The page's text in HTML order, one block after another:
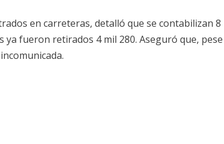
en carreteras, detalló que se contabilizan
ya fueron retirados 4 mil 280. Aseguró que,